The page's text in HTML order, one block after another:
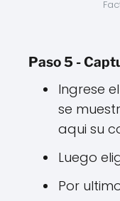
Paso 5 -
Ingrese
se
aqui su
Luego
Por